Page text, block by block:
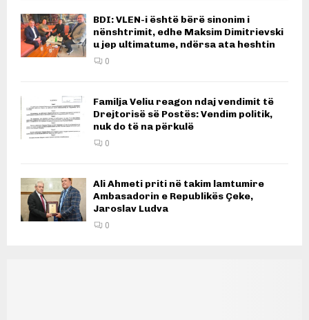
BDI: VLEN-i është bërë sinonim i
nënshtrimit, edhe Maksim Dimitrievski
u jep ultimatume, ndërsa ata heshtin
0
Familja Veliu reagon ndaj vendimit të
Drejtorisë së Postës: Vendim politik,
nuk do të na përkulë
0
Ali Ahmeti priti në takim lamtumire
Ambasadorin e Republikës Çeke,
Jaroslav Ludva
0